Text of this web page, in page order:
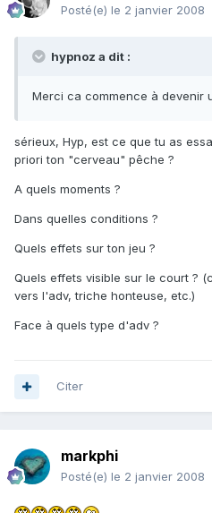
Posté(e) le 2 janvier 2008
hypnoz a dit :
Merci ca commence à devenir
sérieux, Hyp, est ce que tu as
priori ton "cerveau" pêche ?
A quels moments ?
Dans quelles conditions ?
Quels effets sur ton jeu ?
Quels effets visible sur le court ?
vers l'adv, triche honteuse, etc.)
Face à quels type d'adv ?
Citer
markphi
Posté(e) le 2 janvier 2008